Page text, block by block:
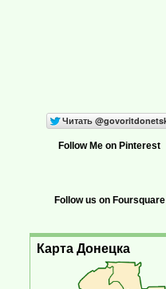
Follow Me on Pinterest
Follow us on Foursquare
Карта Донецка